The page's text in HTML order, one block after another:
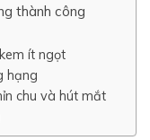
thành công
ít ngọt
hạng
chu và hút mắt